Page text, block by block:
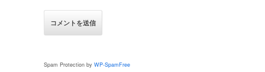
Spam Protection by WP-SpamFree